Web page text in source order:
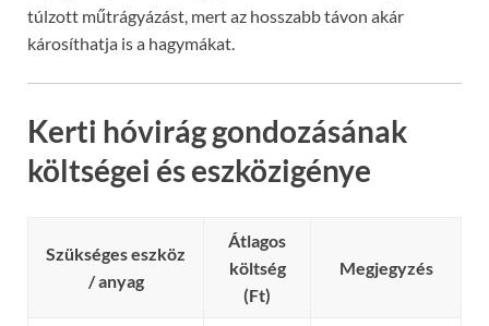
túlzott műtrágyázást, mert az hosszabb távon akár
károsíthatja is a hagymákat.
Kerti hóvirág gondozásának
költségei és eszközigénye
Szükséges eszköz
/ anyag
Átlagos
költség
(Ft)
Megjegyzés